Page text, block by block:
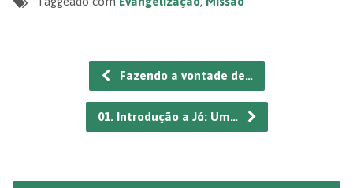
Fazendo a vontade de…
01. Introdução a Jó: Um…